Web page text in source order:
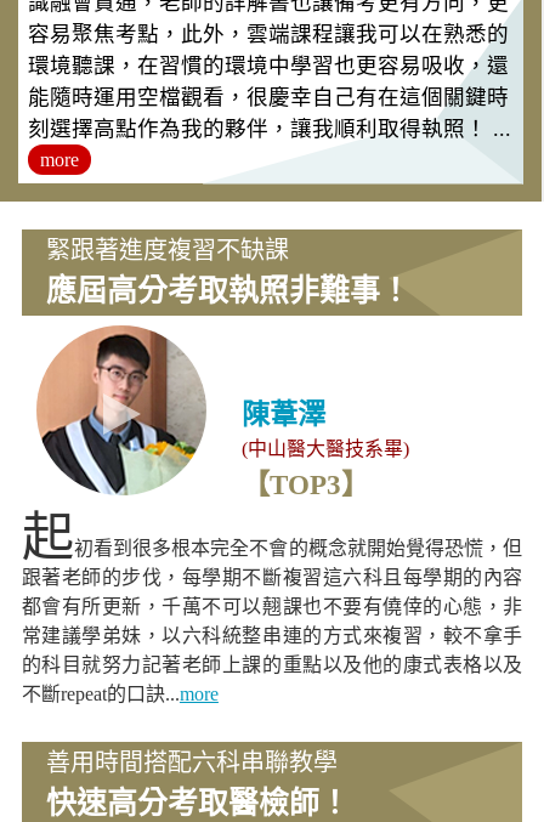
容易聚焦考點，此外，雲端課程讓我可以在熟悉的
環境聽課，在習慣的環境中學習也更容易吸收，還
能隨時運用空檔觀看，很慶幸自己有在這個關鍵時
刻選擇高點作為我的夥伴，讓我順利取得執照！ ...
more
緊跟著進度複習不缺課
應屆高分考取執照非難事！
陳葦澤
(中山醫大醫技系畢)
【TOP3】
起初看到很多根本完全不會的概念就開始覺得恐慌，但
跟著老師的步伐，每學期不斷複習這六科且每學期的內容
都會有所更新，千萬不可以翹課也不要有僥倖的心態，非
常建議學弟妹，以六科統整串連的方式來複習，較不拿手
的科目就努力記著老師上課的重點以及他的康式表格以及
不斷repeat的口訣...more
善用時間搭配六科串聯教學
快速高分考取醫檢師！